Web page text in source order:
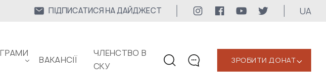
ПІДПИСАТИСЯ НА ДАЙДЖЕСТ UA
ВАКАНСІЇ
ЧЛЕНСТВО В
СКУ
ЗРОБИТИ ДОНАТ‹